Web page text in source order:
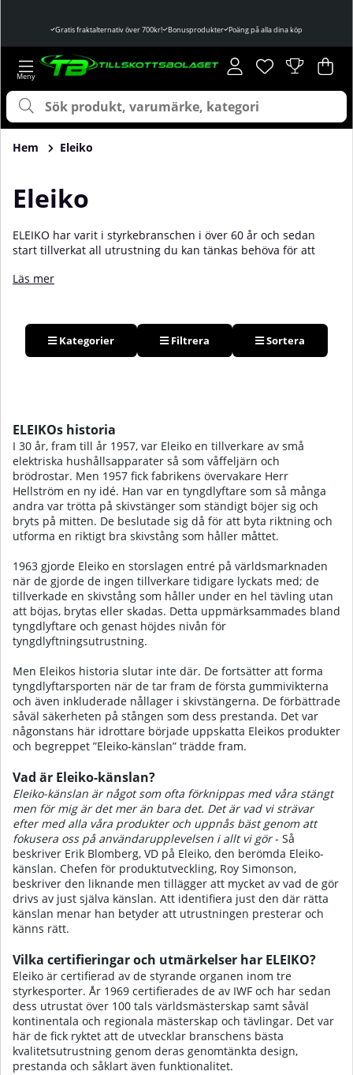
Gratis fraktalternativ över 700kr! Bonusprodukter Poäng på alla dina köp
Önskelista
Antal i
. .
Hem Eleiko
Eleiko
ELEIKO har varit i styrkebranschen i över 60 år och sedan
start tillverkat all utrustning du kan tänkas behöva för att
tillverka en skivstång som höll även de allra tyngsta lyften,
olympiska spel. Idag är ELEIKO världsledande inom
utrustning för styrkelyft och har tagit fram ett otroligt stort
sortiment produkter. Hos oss på Tillskottsbolaget hittar du
Läs mer
Kategorier Filtrera Sortera
ELEIKOs historia
I 30 år, fram till år 1957, var Eleiko en tillverkare av små
elektriska hushållsapparater så som våffeljärn och
brödrostar. Men 1957 fick fabrikens övervakare Herr
Hellström en ny idé. Han var en tyngdlyftare som så många
andra var trötta på skivstänger som ständigt böjer sig och
bryts på mitten. De beslutade sig då för att byta riktning och
utforma en riktigt bra skivstång som håller måttet.
1963 gjorde Eleiko en storslagen entré på världsmarknaden
när de gjorde de ingen tillverkare tidigare lyckats med; de
tillverkade en skivstång som håller under en hel tävling utan
att böjas, brytas eller skadas. Detta uppmärksammades bland
tyngdlyftare och genast höjdes nivån för
tyngdlyftningsutrustning.
Men Eleikos historia slutar inte där. De fortsätter att forma
tyngdlyftarsporten när de tar fram de första gummivikterna
och även inkluderade nållager i skivstängerna. De förbättrade
såväl säkerheten på stången som dess prestanda. Det var
någonstans här idrottare började uppskatta Eleikos produkter
och begreppet ”Eleiko-känslan” trädde fram.
Vad är Eleiko-känslan?
Eleiko-känslan är något som ofta förknippas med våra stängt
men för mig är det mer än bara det. Det är vad vi strävar
efter med alla våra produkter och uppnås bäst genom att
fokusera oss på användarupplevelsen i allt vi gör- Så
beskriver Erik Blomberg, VD på Eleiko, den berömda Eleiko-
känslan. Chefen för produktutveckling, Roy Simonson,
beskriver den liknande men tillägger att mycket av vad de gör
drivs av just själva känslan. Att identifiera just den där rätta
känslan menar han betyder att utrustningen presterar och
känns rätt.
Vilka certifieringar och utmärkelser har ELEIKO?
Eleiko är certifierad av de styrande organen inom tre
styrkesporter. År 1969 certifierades de av IWF och har sedan
dess utrustat över 100 tals världsmästerskap samt såväl
kontinentala och regionala mästerskap och tävlingar. Det var
här de fick ryktet att de utvecklar branschens bästa
kvalitetsutrustning genom deras genomtänkta design,
prestanda och såklart även funktionalitet.